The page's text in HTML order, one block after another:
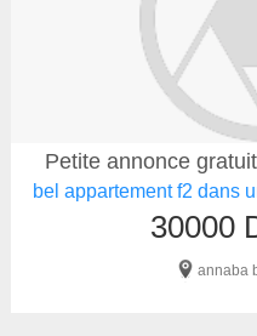
Petite annonce
bel appartement f2 dans
30000
annaba